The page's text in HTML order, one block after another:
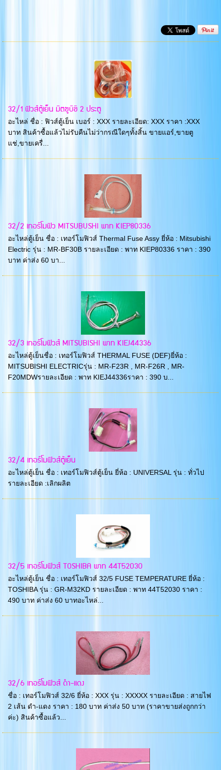
32/1 ฟิวส์ตู้เย็น มิตซูบิชิ 2 ประตู
อะไหล่ ชื่อ : ฟิวส์ตู้เย็น เบอร์ : XXX รายละเอียด: XXX ราคา :XXX
บาท สินค้าซื้อแล้วไม่รับคืนไม่ว่ากรณีใดๆทั้งสิ้น ขายแอร์,ขายตู
แช่,ขายเครื่...
32/2 เทอร์โมฟิว MITSUBUSHI พาท KIEP80336
อะไหล่ตู้เย็น ชื่อ : เทอร์โมฟิวส์ Thermal Fuse Assy ยี่ห้อ : Mitsubishi
Electric รุ่น : MR-BF30B รายละเอียด : พาท KIEP80336 ราคา : 390
บาท ค่าส่ง 60 บา...
32/3 เทอร์โมฟิวส์ MITSUBISHI พาท KIEJ44336
อะไหล่ตู้เย็นชื่อ : เทอร์โมฟิวส์ THERMAL FUSE (DEF)ยี่ห้อ :
MITSUBISHI ELECTRICรุ่น : MR-F23R , MR-F26R , MR-
F20MDWรายละเอียด : พาท KIEJ44336ราคา : 390 บ...
32/4 เทอร์โมฟิวส์ตู้เย็น
อะไหล่ตู้เย็น ชื่อ : เทอร์โมฟิวส์ตู้เย็น ยี่ห้อ : UNIVERSAL รุ่น : ทั่วไป
รายละเอียด :เลิกผลิต
32/5 เทอร์โมฟิวส์ TOSHIBA พาท 44T52030
อะไหล่ตู้เย็น ชื่อ : เทอร์โมฟิวส์ 32/5 FUSE TEMPERATURE ยี่ห้อ :
TOSHIBA รุ่น : GR-M32KD รายละเอียด : พาท 44T52030 ราคา :
490 บาท ค่าส่ง 60 บาทอะไหล่...
32/6 เทอร์โมฟิวส์ ดำ-แดง
ชื่อ : เทอร์โมฟิวส์ 32/6 ยี่ห้อ : XXX รุ่น : XXXXX รายละเอียด : สายไฟ
2 เส้น ดำ-แดง ราคา : 180 บาท ค่าส่ง 50 บาท (ราคาขายส่งถูกกว่า
ค่ะ) สินค้าซื้อแล้ว...